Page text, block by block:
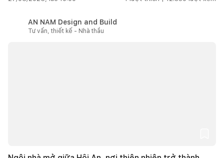
AN NAM Design and Build
Tư vấn, thiết kế - Nhà thầu